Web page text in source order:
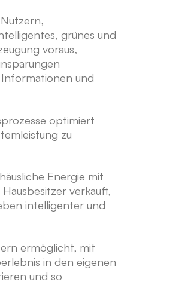
grünes und
voraus,
und
optimiert
zu
Energie mit
verkauft,
intelligenter und
ermöglicht, mit
in den eigenen
und so